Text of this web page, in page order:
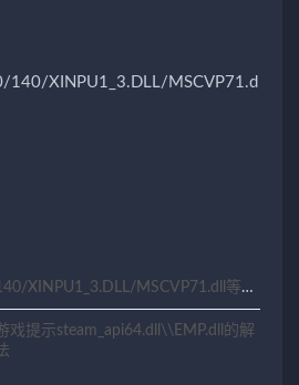
XINPU1_3.DLL/MSCVP71.dll等相
戏提示steam_api64.dll\\EMP.dll的解